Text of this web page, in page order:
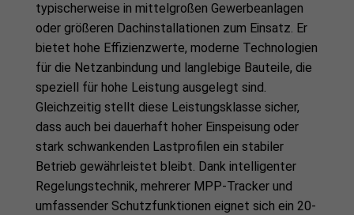
typischerweise in mittelgroßen Gewerbeanlagen
oder größeren Dachinstallationen zum Einsatz. Er
bietet hohe Effizienzwerte, moderne Technologien
für die Netzanbindung und langlebige Bauteile, die
speziell für hohe Leistung ausgelegt sind.
Gleichzeitig stellt diese Leistungsklasse sicher,
dass auch bei dauerhaft hoher Einspeisung oder
stark schwankenden Lastprofilen ein stabiler
Betrieb gewährleistet bleibt. Dank intelligenter
Regelungstechnik, mehrerer MPP-Tracker und
umfassender Schutzfunktionen eignet sich ein 20-